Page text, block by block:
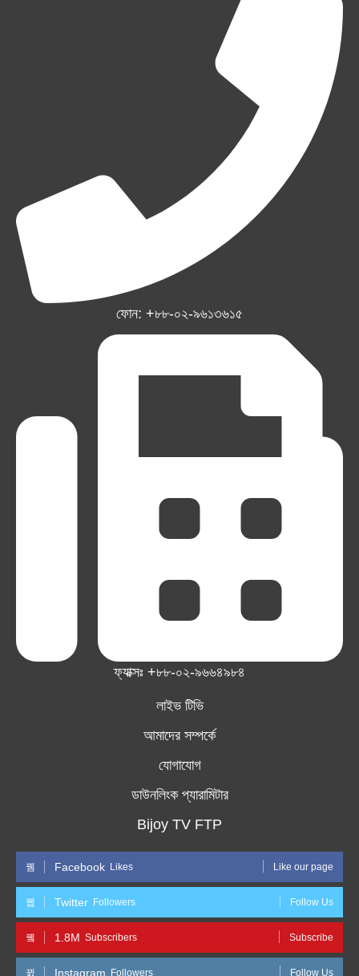
ফোন: +৮৮-০২-৯৬১৩৬১৫
ফ্যাক্সঃ +৮৮-০২-৯৬৬৪৯৮৪
লাইভ টিভি
আমাদের সম্পর্কে
যোগাযোগ
ডাউনলিংক প্যারামিটার
Bijoy TV FTP
Facebook Likes Like our page
Twitter Followers Follow Us
1.8M Subscribers Subscribe
Instagram Followers Follow Us